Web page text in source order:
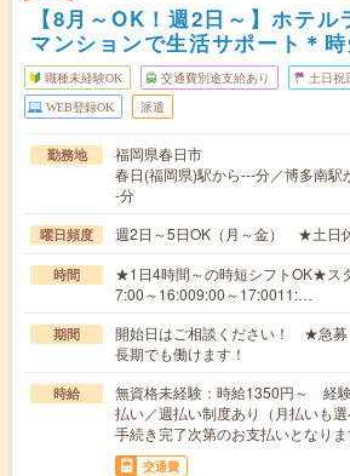
【8月～OK！週2日～】ホテ
マンションで生活サポート＊
職種未経験OK 交通費別途支給あり 土日祝
WEB登録OK 派遣
勤務地
福岡県春日市
春日(福岡県)駅から---分／博多南駅
-分
曜日頻度 週2日～5日OK（月～金） ★土日
時間
★1日4時間～の時短シフトOK★ス
7:00～16:009:00～17:0011:…
期間
開始日はご相談ください！ ★急
長期でも働けます！
時給
無資格未経験：時給1350円～ 経
払い／週払い制度あり（月払いも
手続き完了次第のお支払いとなりま
交通費